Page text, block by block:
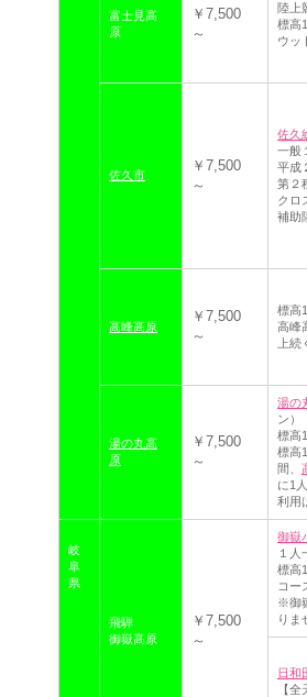
富士見高
原
￥7,500
～
陸上
標高
ウッ
佐久市
￥7,500
～
佐久
一般
平成
第２
クロ
補助
高峰高原
￥7,500
～
標高
高峰
上
湯の丸高
原
￥7,500
～
湯の
ン）
標高
標高
間、
に1
利用
岐
阜
県
飛騨
御嶽高原
￥7,500
～
御嶽
１
標高
コー
※御
りま
日和
【